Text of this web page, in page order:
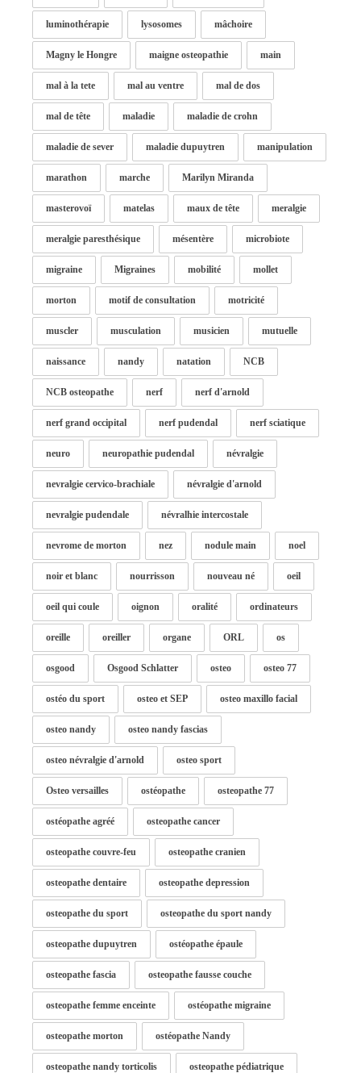
luminothérapie lysosomes mâchoire
Magny le Hongre maigne osteopathie main
mal à la tete mal au ventre mal de dos
mal de tête maladie maladie de crohn
maladie de sever maladie dupuytren manipulation
marathon marche Marilyn Miranda
masterovoï matelas maux de tête meralgie
meralgie paresthésique mésentère microbiote
migraine Migraines mobilité mollet
morton motif de consultation motricité
muscler musculation musicien mutuelle
naissance nandy natation NCB
NCB osteopathe nerf nerf d'arnold
nerf grand occipital nerf pudendal nerf sciatique
neuro neuropathie pudendal névralgie
nevralgie cervico-brachiale névralgie d'arnold
nevralgie pudendale névralhie intercostale
nevrome de morton nez nodule main noel
noir et blanc nourrisson nouveau né oeil
oeil qui coule oignon oralité ordinateurs
oreille oreiller organe ORL os
osgood Osgood Schlatter osteo osteo 77
ostéo du sport osteo et SEP osteo maxillo facial
osteo nandy osteo nandy fascias
osteo névralgie d'arnold osteo sport
Osteo versailles ostéopathe osteopathe 77
ostéopathe agréé osteopathe cancer
osteopathe couvre-feu osteopathe cranien
osteopathe dentaire osteopathe depression
osteopathe du sport osteopathe du sport nandy
osteopathe dupuytren ostéopathe épaule
osteopathe fascia osteopathe fausse couche
osteopathe femme enceinte ostéopathe migraine
osteopathe morton ostéopathe Nandy
osteopathe nandy torticolis osteopathe pédiatrique